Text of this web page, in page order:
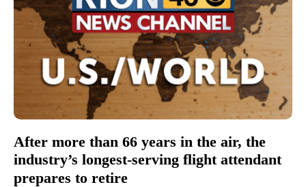
After more than 66 years in the air, the
industry’s longest-serving flight attendant
prepares to retire